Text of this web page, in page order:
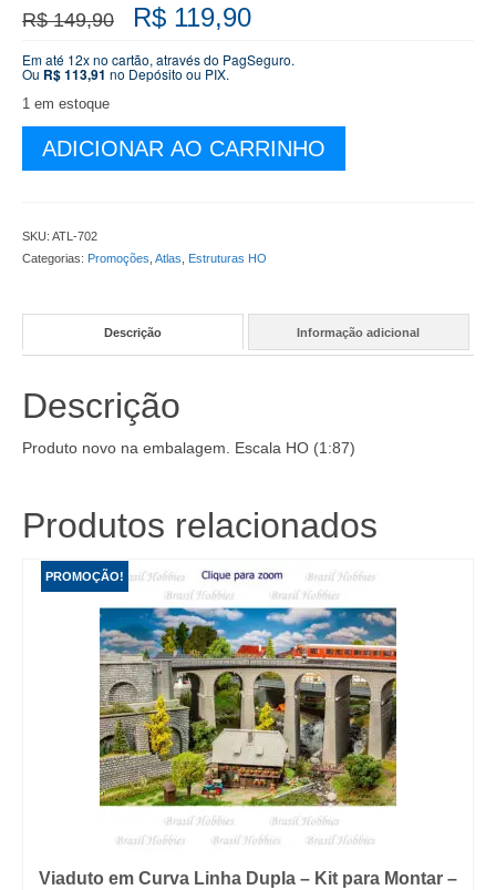
R$149,90 O
preço
original
era:
R$ 119,90O
atual
Em até 12x no cartão, através do PagSeguro.
Ou R$113,91 no Depósito ou PIX.
1 em estoque
Cabana
para
para
-
702
ADICIONAR AO CARRINHO
SKU: ATL-702
Categorias: Promoções Atlas Estruturas HO
Descrição Informação adicional
Descrição
Produto novo na embalagem. Escala HO (1:87)
Produtos relacionados
PROMOÇÃO!
Viaduto em Curva Linha Dupla – Kit para Montar –